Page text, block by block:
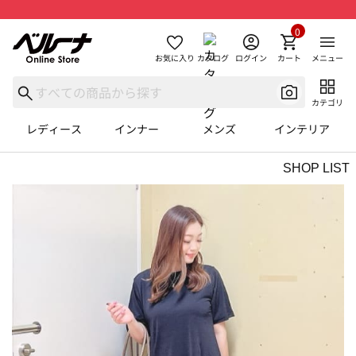
お気に入り カタログ ログイン カート
0
メニュー
カテゴリ
レディース インナー メンズ インテリア
SHOP LIST